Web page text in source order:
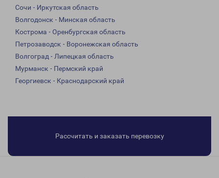
Сочи - Иркутская область
Волгодонск - Минская область
Кострома - Оренбургская область
Петрозаводск - Воронежская область
Волгоград - Липецкая область
Мурманск - Пермский край
Георгиевск - Краснодарский край
Рассчитать и заказать перевозку